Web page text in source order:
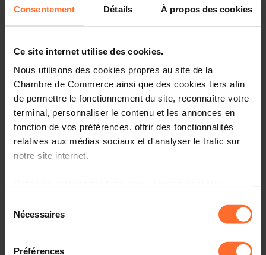
Consentement Détails À propos des cookies
Ce site internet utilise des cookies.
Nous utilisons des cookies propres au site de la
Chambre de Commerce ainsi que des cookies tiers afin
de permettre le fonctionnement du site, reconnaître votre
terminal, personnaliser le contenu et les annonces en
fonction de vos préférences, offrir des fonctionnalités
relatives aux médias sociaux et d'analyser le trafic sur
notre site internet.
à l’exception des cookies strictement nécessaires au
fonctionnement du site. Une description des différents
cookies est accessible sous l’onglet « Détails » ci-
Nécessaires
Préférences
Gutachten & Gesetzgebung
2 Projekttexte
Projet de loi n°8225 portant modification du Code du
du Parlement européen et du Conseil du 27 novembre
2019 modifiant la directive (UE) 2017/1132 en ce qui
concerne les transformations, fusions et scissions
(6368bisSBE)
Veuillez trouver en annexe le texte relatif au projet de loi